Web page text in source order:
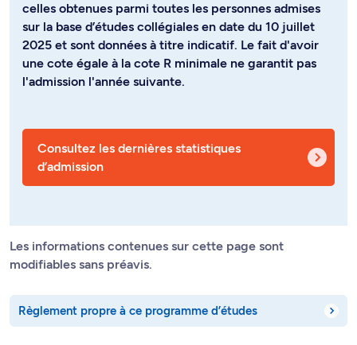
celles obtenues parmi toutes les personnes admises
sur la base d’études collégiales en date du 10 juillet
2025 et sont données à titre indicatif. Le fait d'avoir
une cote égale à la cote R minimale ne garantit pas
l'admission l'année suivante.
Consultez les dernières statistiques
d’admission
Les informations contenues sur cette page sont
modifiables sans préavis.
Règlement propre à ce programme d’études